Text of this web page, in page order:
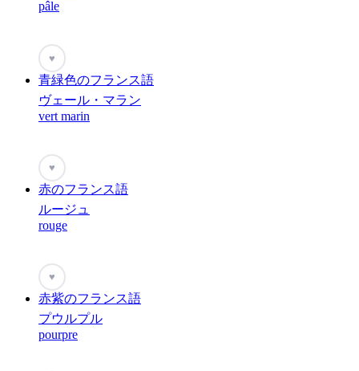
pâle
♥
青緑色のフランス語
ヴェール・マラン
vert marin
♥
赤のフランス語
ルージュ
rouge
♥
赤紫のフランス語
プウルプル
pourpre